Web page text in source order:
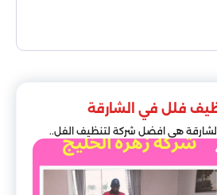
فلل في الشارقة
هي افضل شركة لتنظيف الفل..